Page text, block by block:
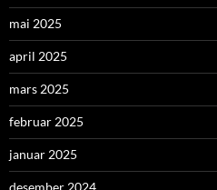
mai 2025
april 2025
mars 2025
februar 2025
januar 2025
desember 2024